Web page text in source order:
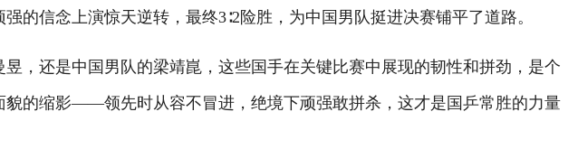
的信念上演惊天逆转，最终3∶2险胜，为中国男队挺进决赛铺平了道路。
还是中国男队的梁靖崑，这些国手在关键比赛中展现的韧性和拼劲，是个
貌的缩影——领先时从容不冒进，绝境下顽强敢拼杀，这才是国乒常胜的力量